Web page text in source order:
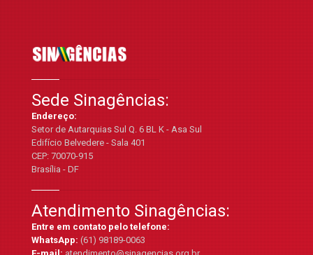
Sede Sinagências:
Endereço:
Setor de Autarquias Sul Q. 6 BL K - Asa Sul
Edifício Belvedere - Sala 401
CEP: 70070-915
Brasília - DF
Atendimento Sinagências:
Entre em contato pelo telefone:
WhatsApp:(61) 98189-0063